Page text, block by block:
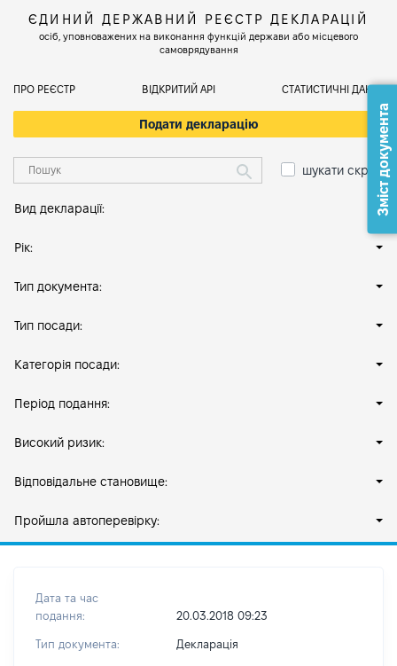
ЄДИНИЙ ДЕРЖАВНИЙ РЕЄСТР ДЕКЛАРАЦІЙ
осіб, уповноважених на виконання функцій держави або місцевого
самоврядування
ПРО РЕЄСТР ВІДКРИТИЙ АРІ СТАТИСТИЧНІ ДАНІ
Подати декларацію
шукати скрізь
Вид декларації:
Рік:
Тип документа:
Тип посади:
Категорія посади:
Період подання:
Високий ризик:
Відповідальне становище:
Пройшла автоперевірку:
Дата та час
подання:
20.03.2018 09:23
Тип документа: Декларація
Зміст документа